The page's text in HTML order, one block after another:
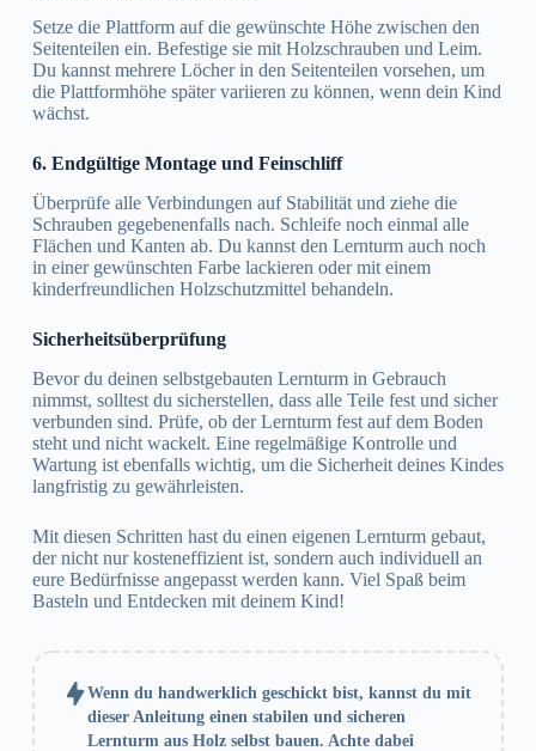
Setze die Plattform auf die gewünschte Höhe zwischen den
Seitenteilen ein. Befestige sie mit Holzschrauben und Leim.
Du kannst mehrere Löcher in den Seitenteilen vorsehen, um
die Plattformhöhe später variieren zu können, wenn dein Kind
wächst.
6. Endgültige Montage und Feinschliff
Überprüfe alle Verbindungen auf Stabilität und ziehe die
Schrauben gegebenenfalls nach. Schleife noch einmal alle
Flächen und Kanten ab. Du kannst den Lernturm auch noch
in einer gewünschten Farbe lackieren oder mit einem
kinderfreundlichen Holzschutzmittel behandeln.
Sicherheitsüberprüfung
Bevor du deinen selbstgebauten Lernturm in Gebrauch
nimmst, solltest du sicherstellen, dass alle Teile fest und sicher
verbunden sind. Prüfe, ob der Lernturm fest auf dem Boden
steht und nicht wackelt. Eine regelmäßige Kontrolle und
Wartung ist ebenfalls wichtig, um die Sicherheit deines Kindes
langfristig zu gewährleisten.
Mit diesen Schritten hast du einen eigenen Lernturm gebaut,
der nicht nur kosteneffizient ist, sondern auch individuell an
eure Bedürfnisse angepasst werden kann. Viel Spaß beim
Basteln und Entdecken mit deinem Kind!
Wenn du handwerklich geschickt bist, kannst du mit
dieser Anleitung einen stabilen und sicheren
Lernturm aus Holz selbst bauen. Achte dabei